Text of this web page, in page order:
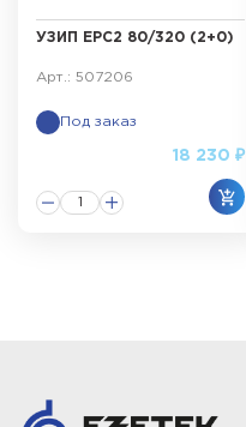
УЗИП ЕРС2 80/320 (2+0)
Арт.: 507206
Под заказ
18 230 ₽